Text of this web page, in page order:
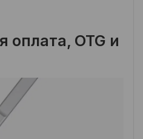
оплата, OTG и